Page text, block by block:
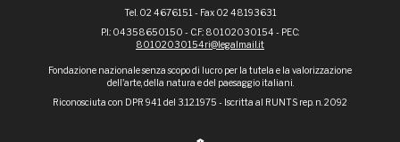
Tel. 02 4676151 - Fax 02 48193631
P.I.: 04358650150 - C.F.: 80102030154 - PEC:
80102030154ri@legalmail.it
Fondazione nazionale senza scopo di lucro per la tutela e la valorizzazione
dell'arte, della natura e del paesaggio italiani.
Riconosciuta con DPR 941 del 3.12.1975 - Iscritta al RUNTS rep. n. 2092